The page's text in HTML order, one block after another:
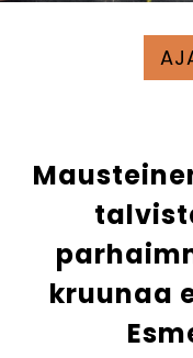
kruunaa